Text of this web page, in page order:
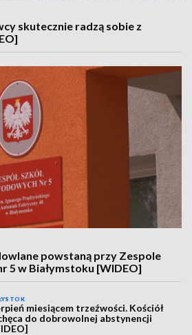
skutecznie radzą sobie z
powstaną przy Zespole
5 w Białymstoku [WIDEO]
miesiącem trzeźwości. Kościół
do dobrowolnej abstynencji